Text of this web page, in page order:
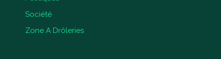
Société
Zone A Drôleries